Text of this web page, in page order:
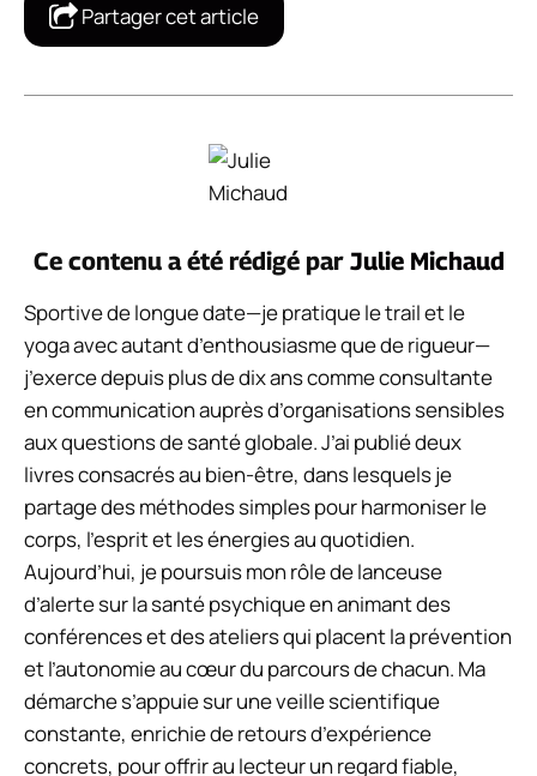
Partager cet article
Ce contenu a été rédigé par Julie Michaud
Sportive de longue date—je pratique le trail et le
yoga avec autant d’enthousiasme que de rigueur—
j’exerce depuis plus de dix ans comme consultante
en communication auprès d’organisations sensibles
aux questions de santé globale. J’ai publié deux
livres consacrés au bien-être, dans lesquels je
partage des méthodes simples pour harmoniser le
corps, l’esprit et les énergies au quotidien.
Aujourd’hui, je poursuis mon rôle de lanceuse
d’alerte sur la santé psychique en animant des
conférences et des ateliers qui placent la prévention
et l’autonomie au cœur du parcours de chacun. Ma
démarche s’appuie sur une veille scientifique
constante, enrichie de retours d’expérience
concrets, pour offrir au lecteur un regard fiable,